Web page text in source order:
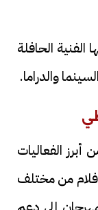
الفنية الحافلة
والدراما.
الفعاليات
من مختلف